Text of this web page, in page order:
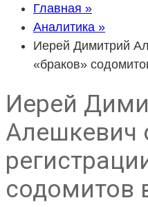
Главная »
Аналитика »
Иерей Димитрий
«браков»
Иерей
Алешкевич
содомитов